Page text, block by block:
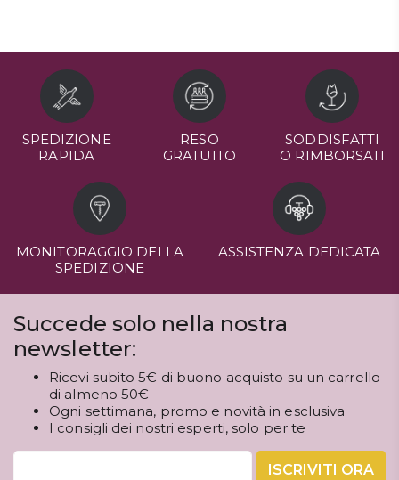
SPEDIZIONE
RAPIDA
RESO
GRATUITO
SODDISFATTI
O RIMBORSATI
MONITORAGGIO DELLA
SPEDIZIONE
ASSISTENZA DEDICATA
Succede solo nella nostra
newsletter:
Ricevi subito 5€ di buono acquisto su un carrello
di almeno 50€
Ogni settimana, promo e novità in esclusiva
I consigli dei nostri esperti, solo per te
ISCRIVITI ORA